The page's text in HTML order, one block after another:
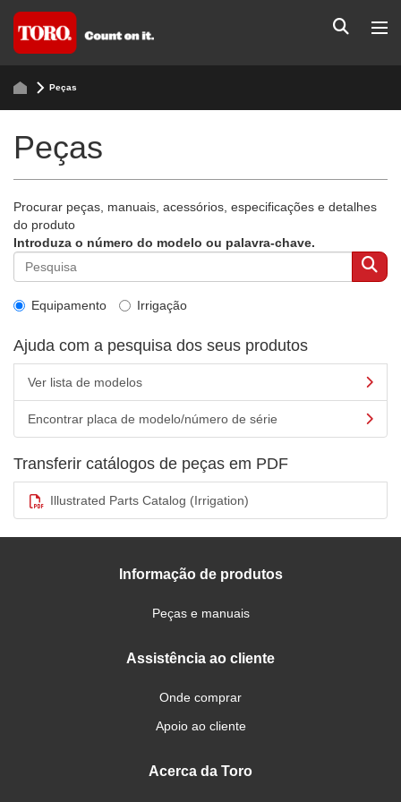
Peças
Peças
Procurar peças, manuais, acessórios, especificações e detalhes
do produto
Introduza o número do modelo ou palavra-chave.
Equipamento Irrigação
Ajuda com a pesquisa dos seus produtos
Ver lista de modelos
Encontrar placa de modelo/número de série
Transferir catálogos de peças em PDF
Illustrated Parts Catalog (Irrigation)
Informação de produtos
Peças e manuais
Assistência ao cliente
Onde comprar
Apoio ao cliente
Acerca da Toro